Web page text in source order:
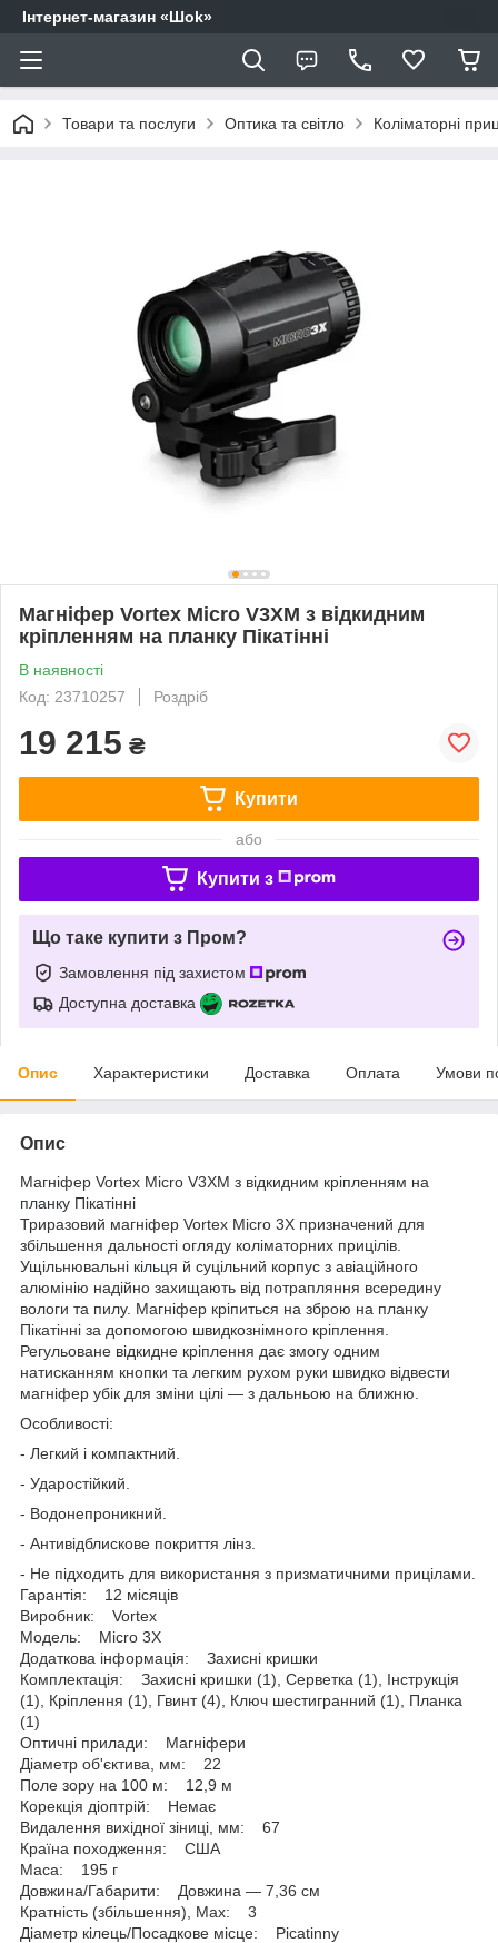
Інтернет-магазин «Шоk»
Товари та послуги Оптика та світло Коліматорні
Магніфер Vortex Micro V3XM з відкидним
кріпленням на планку Пікатінні
В наявності
Код: 23710257
Роздріб
19 215 ₴
Купити
або
Купити з
Що таке купити з Пром?
Замовлення під захистом
Доступна доставка
Опис Характеристики Доставка Оплата Умови
Опис
Магніфер Vortex Micro V3XM з відкидним кріпленням на
планку Пікатінні
Триразовий магніфер Vortex Micro 3X призначений для
збільшення дальності огляду коліматорних прицілів.
Ущільнювальні кільця й суцільний корпус з авіаційного
алюмінію надійно захищають від потрапляння всередину
вологи та пилу. Магніфер кріпиться на зброю на планку
Пікатінні за допомогою швидкознімного кріплення.
Регульоване відкидне кріплення дає змогу одним
натисканням кнопки та легким рухом руки швидко відвести
магніфер убік для зміни цілі — з дальньою на ближню.
Особливості:
- Легкий і компактний.
- Ударостійкий.
- Водонепроникний.
- Антивідблискове покриття лінз.
- Не підходить для використання з призматичними прицілами.
Гарантія: 12 місяців
Виробник: Vortex
Модель: Micro 3X
Додаткова інформація: Захисні кришки
Комплектація: Захисні кришки (1), Серветка (1), Інструкція
(1), Кріплення (1), Гвинт (4), Ключ шестигранний (1), Планка
(1)
Оптичні прилади: Магніфери
Діаметр об'єктива, мм: 22
Поле зору на 100 м: 12,9 м
Корекція діоптрій: Немає
Видалення вихідної зіниці, мм: 67
Країна походження: США
Маса: 195 г
Довжина/Габарити: Довжина — 7,36 см
Кратність (збільшення), Max: 3
Діаметр кілець/Посадкове місце: Picatinny